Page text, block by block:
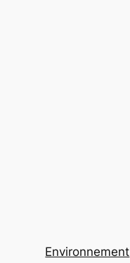
Environnement